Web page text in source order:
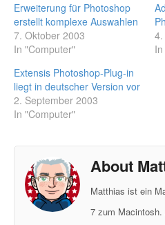
Erweiterung für Photoshop
erstellt komplexe Auswahlen
7. Oktober 2003
In "Computer"
Extensis Photoshop-Plug-in
liegt in deutscher Version vor
2. September 2003
In "Computer"
About
Matthias ist ein
7 zum